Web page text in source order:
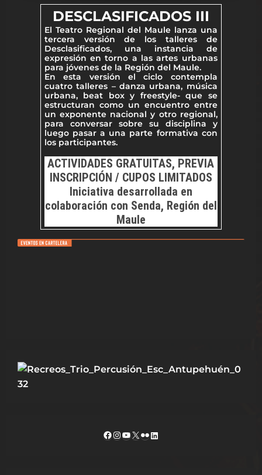
DESCLASIFICADOS III
El Teatro Regional del Maule lanza una
tercera versión de los talleres de
Desclasificados, una instancia de
expresión en torno a las artes urbanas
para jóvenes de la Región del Maule.
En esta versión el ciclo contempla
cuatro talleres – danza urbana, música
urbana, beat box y freestyle- que se
estructuran como un encuentro entre
un exponente nacional y otro regional,
para conversar sobre su disciplina y
luego pasar a una parte formativa con
los participantes.
ACTIVIDADES GRATUITAS, PREVIA
INSCRIPCIÓN / CUPOS LIMITADOS
Iniciativa desarrollada en
colaboración con Senda, Región del
Maule
Facebook
Instagram
YouTube
X FlickrLinkedIn